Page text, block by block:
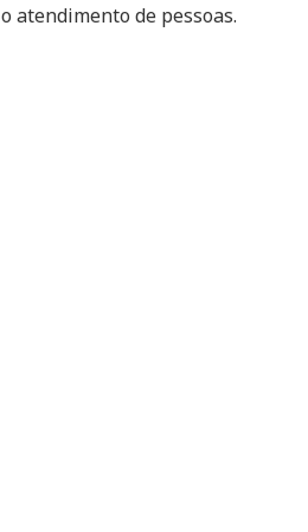
atendimento de pessoas.